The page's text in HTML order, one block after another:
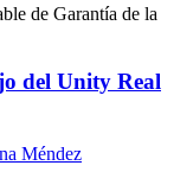
de Garantía de la
del Unity Real
Méndez